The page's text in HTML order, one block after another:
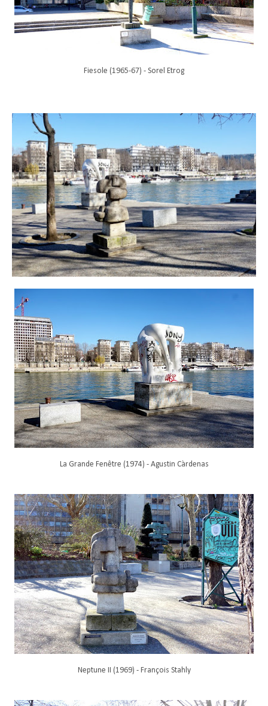
Fiesole (1965-67) - Sorel Etrog
La Grande Fenêtre (1974) - Agustin Càrdenas
Neptune II (1969) - François Stahly